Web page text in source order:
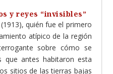
y reyes “invisibles”
quién fue el primero
atípico de la región
sobre cómo se
que antes habitaron esta
sitios de las tierras bajas